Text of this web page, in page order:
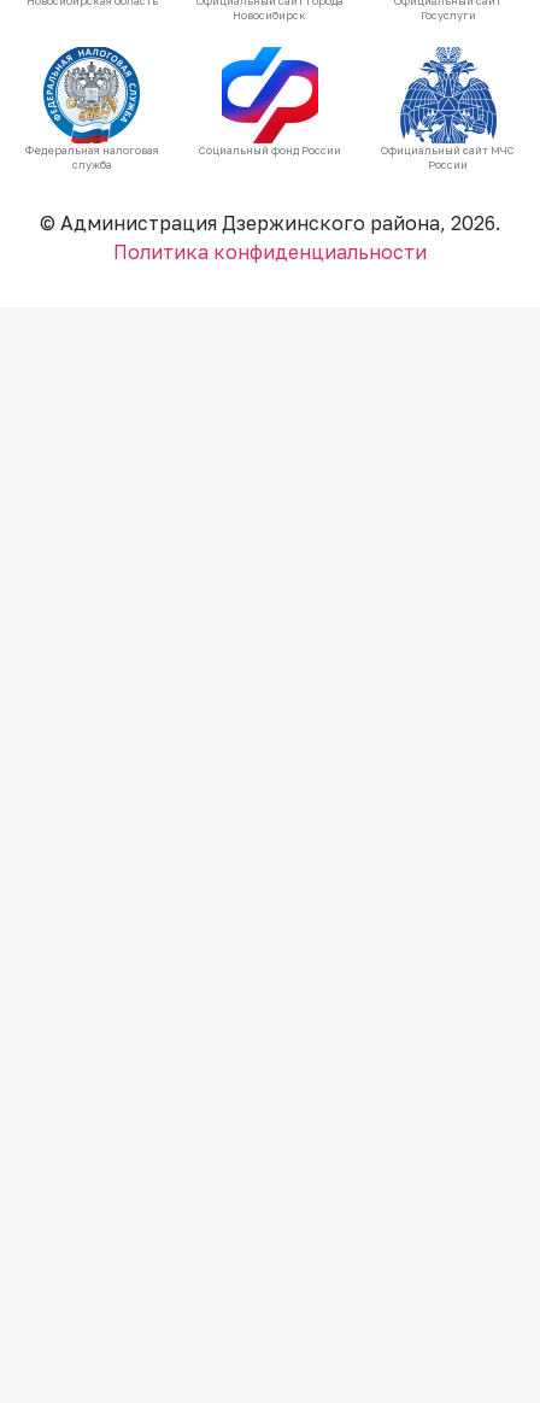
Новосибирск
Госуслуги
Федеральная налоговая
служба
Социальный фонд России
Официальный сайт МЧС
России
© Администрация Дзержинского района, 2026.
Политика конфиденциальности